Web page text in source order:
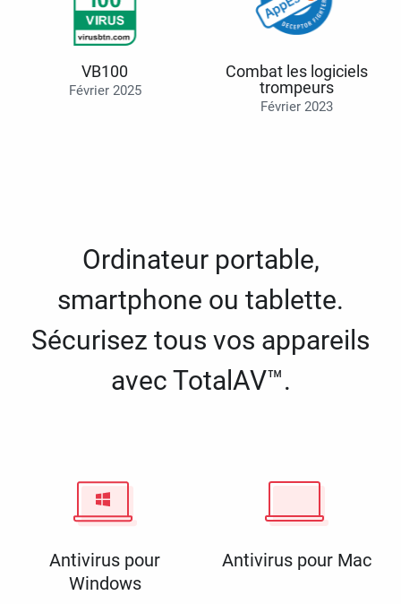
VB100
Février 2025
Combat les logiciels
trompeurs
Février 2023
Ordinateur portable,
smartphone ou tablette.
Sécurisez tous vos appareils
avec TotalAV™.
Antivirus pour
Windows
Antivirus pour Mac